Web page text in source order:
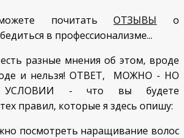
почитатьОТЗЫВЫ
о
в профессионализме...
разные мнения об этом, вроде
и нельзя! ОТВЕТ, МОЖНО - НО
- что вы будете
правил, которые я здесь опишу:
посмотреть наращивание волос